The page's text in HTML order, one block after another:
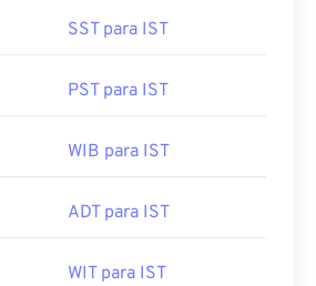
NZST para IST
SST para IST
PST para IST
WIB para IST
ADT para IST